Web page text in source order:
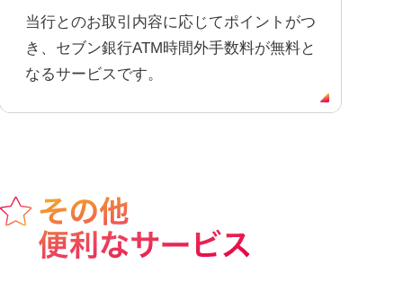
当行とのお取引内容に応じてポイントがつ
き、セブン銀行ATM時間外手数料が無料と
なるサービスです。